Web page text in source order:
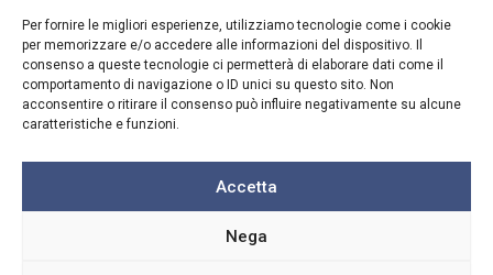
Per fornire le migliori esperienze, utilizziamo tecnologie come i cookie
per memorizzare e/o accedere alle informazioni del dispositivo. Il
consenso a queste tecnologie ci permetterà di elaborare dati come il
comportamento di navigazione o ID unici su questo sito. Non
acconsentire o ritirare il consenso può influire negativamente su alcune
caratteristiche e funzioni.
Accetta
Nega
Fondazione Forense
Web Mail
Web Pec
APP Giuffrè Francis Lefevbre
Lunedì - Venerdì: